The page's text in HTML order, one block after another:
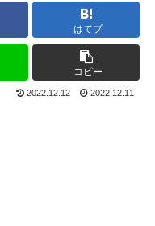
はてブ
コピー
2022.12.12 2022.12.11